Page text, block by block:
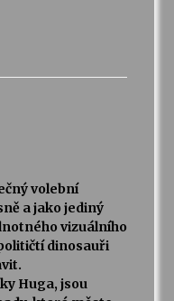
volební
a jako jediný
vizuálního
dinosauři
Huga, jsou